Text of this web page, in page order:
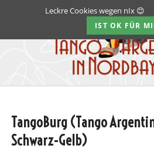
TangoBurg (Tango
Schwarz-Gelb)
Leckre Cookies wegen nIx 😊
IST OK FÜR